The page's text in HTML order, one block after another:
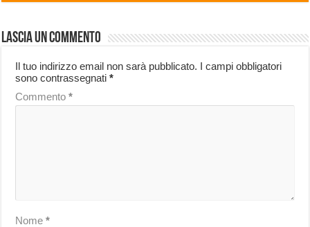
Lascia un commento
Il tuo indirizzo email non sarà pubblicato. I campi obbligatori
sono contrassegnati*
Commento*
Nome*